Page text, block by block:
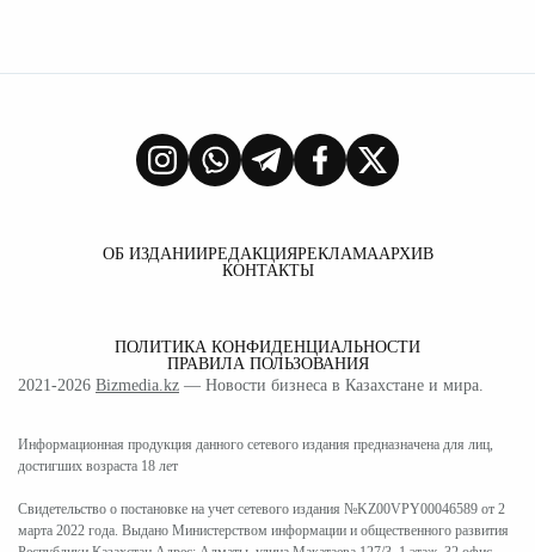
ОБ ИЗДАНИИРЕДАКЦИЯРЕКЛАМААРХИВ
КОНТАКТЫ
ПОЛИТИКА КОНФИДЕНЦИАЛЬНОСТИ
ПРАВИЛА ПОЛЬЗОВАНИЯ
2021-2026 Bizmedia.kz — Новости бизнеса в Казахстане и мира.
Информационная продукция данного сетевого издания предназначена для лиц,
достигших возраста 18 лет
Свидетельство о постановке на учет сетевого издания №KZ00VPY00046589 от 2
марта 2022 года. Выдано Министерством информации и общественного развития